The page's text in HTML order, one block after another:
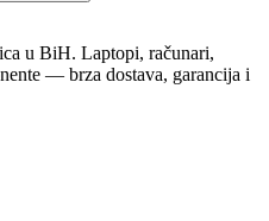
u BiH. Laptopi, računari,
— brza dostava, garancija i